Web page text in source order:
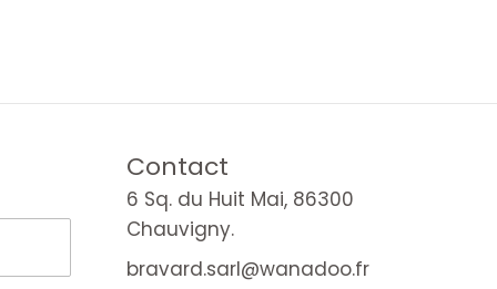
Contact
6 Sq. du Huit Mai, 86300
Chauvigny.
bravard.sarl@wanadoo.fr